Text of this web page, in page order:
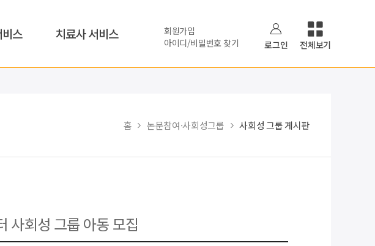
스 치료사 서비스
회원가입
아이디/비밀번호 찾기
로그인 전체보기
홈 논문참여·사회성그룹 사회성 그룹 게시판
사회성 그룹 아동 모집